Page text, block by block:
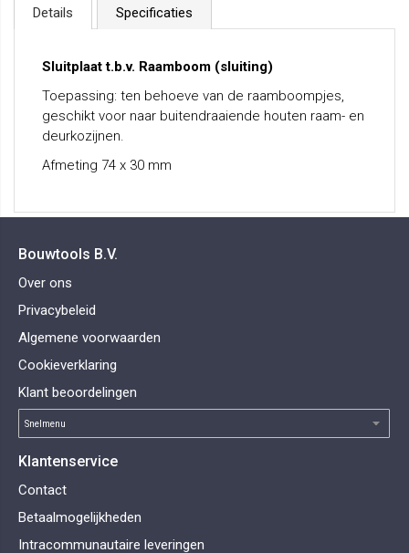
Details Specificaties
Sluitplaat t.b.v. Raamboom (sluiting)
Toepassing: ten behoeve van de raamboompjes,
geschikt voor naar buitendraaiende houten raam- en
deurkozijnen.
Afmeting 74 x 30 mm
Bouwtools B.V.
Over ons
Privacybeleid
Algemene voorwaarden
Cookieverklaring
Klant beoordelingen
Klantenservice
Contact
Betaalmogelijkheden
Intracommunautaire leveringen